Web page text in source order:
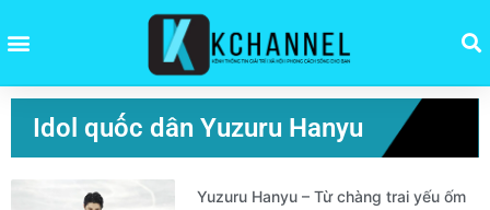
Idol quốc dân Yuzuru Hanyu
Yuzuru Hanyu – Từ chàng trai yếu ốm